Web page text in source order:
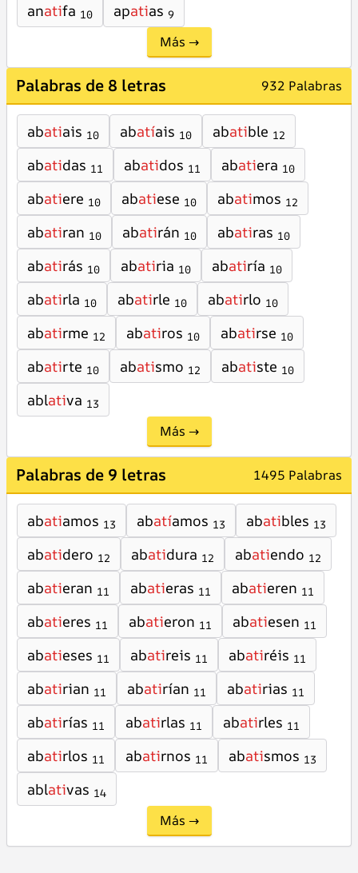
anatifa 10 apatias 9
Más →
Palabras de 8 letras 932 Palabras
abatiais 10 abatíais 10 abatible 12
abatidas 11 abatidos 11 abatiera 10
abatiere 10 abatiese 10 abatimos 12
abatiran 10 abatirán 10 abatiras 10
abatirás 10 abatiria 10 abatiría 10
abatirla 10 abatirle 10 abatirlo 10
abatirme 12 abatiros 10 abatirse 10
abatirte 10 abatismo 12 abatiste 10
ablativa 13
Más →
Palabras de 9 letras 1495 Palabras
abatiamos 13 abatíamos 13 abatibles 13
abatidero 12 abatidura 12 abatiendo 12
abatieran 11 abatieras 11 abatieren 11
abatieres 11 abatieron 11 abatiesen 11
abatieses 11 abatireis 11 abatiréis 11
abatirian 11 abatirían 11 abatirias 11
abatirías 11 abatirlas 11 abatirles 11
abatirlos 11 abatirnos 11 abatismos 13
ablativas 14
Más →